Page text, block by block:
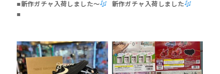
■新作ガチャ入荷しました〜
■
新作ガチャ入荷しました